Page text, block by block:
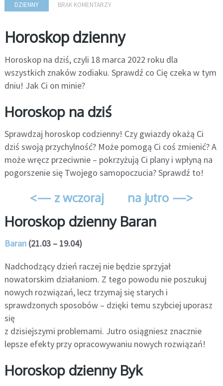
DZIENNY BRAK KOMENTARZY
Horoskop dzienny
Horoskop na dziś, czyli 18 marca 2022 roku dla
wszystkich znaków zodiaku. Sprawdź co Cię czeka w tym
dniu! Jak Ci on minie?
Horoskop na dziś
Sprawdzaj horoskop codzienny! Czy gwiazdy okażą Ci
dziś swoją przychylność? Może pomogą Ci coś zmienić? A
może wręcz przeciwnie – pokrzyżują Ci plany i wpłyną na
pogorszenie się Twojego samopoczucia? Sprawdź to!
<— z wczoraj na jutro —>
Horoskop dzienny Baran
Baran(21.03 – 19.04)
Nadchodzący dzień raczej nie będzie sprzyjał
nowatorskim działaniom. Z tego powodu nie poszukuj
nowych rozwiązań, lecz trzymaj się starych i
sprawdzonych sposobów – dzięki temu szybciej uporasz
się
z dzisiejszymi problemami. Jutro osiągniesz znacznie
lepsze efekty przy opracowywaniu nowych rozwiązań!
Horoskop dzienny Byk